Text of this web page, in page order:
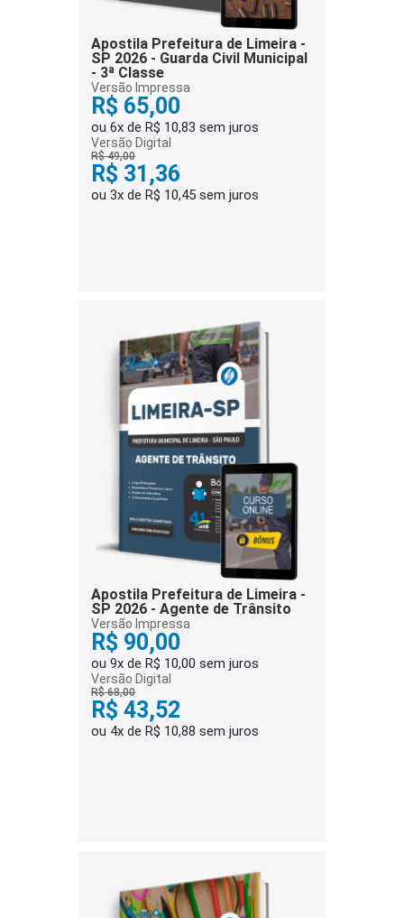
Apostila Prefeitura de Limeira -
SP 2026 - Guarda Civil Municipal
- 3ª Classe
Versão Impressa
R$ 65,00
ou 6x de R$ 10,83 sem juros
Versão Digital
R$ 49,00
R$ 31,36
ou 3x de R$ 10,45 sem juros
Apostila Prefeitura de Limeira -
SP 2026 - Agente de Trânsito
Versão Impressa
R$ 90,00
ou 9x de R$ 10,00 sem juros
Versão Digital
R$ 68,00
R$ 43,52
ou 4x de R$ 10,88 sem juros